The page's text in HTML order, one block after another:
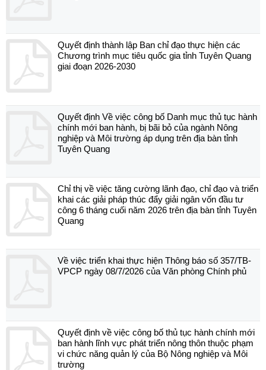
Quyết định thành lập Ban chỉ đạo thực hiện các
Chương trình mục tiêu quốc gia tỉnh Tuyên Quang
giai đoạn 2026-2030
Quyết định Về việc công bố Danh mục thủ tục hành
chính mới ban hành, bị bãi bỏ của ngành Nông
nghiệp và Môi trường áp dụng trên địa bàn tỉnh
Tuyên Quang
Chỉ thị về việc tăng cường lãnh đạo, chỉ đạo và triển
khai các giải pháp thúc đẩy giải ngân vốn đầu tư
công 6 tháng cuối năm 2026 trên địa bàn tỉnh Tuyên
Quang
Về việc triển khai thực hiện Thông báo số 357/TB-
VPCP ngày 08/7/2026 của Văn phòng Chính phủ
Quyết định về việc công bố thủ tục hành chính mới
ban hành lĩnh vực phát triển nông thôn thuộc phạm
vi chức năng quản lý của Bộ Nông nghiệp và Môi
trường